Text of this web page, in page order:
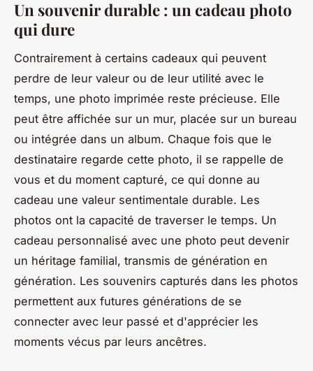
Un souvenir durable : un cadeau photo
qui dure
Contrairement à certains cadeaux qui peuvent
perdre de leur valeur ou de leur utilité avec le
temps, une photo imprimée reste précieuse. Elle
peut être affichée sur un mur, placée sur un bureau
ou intégrée dans un album. Chaque fois que le
destinataire regarde cette photo, il se rappelle de
vous et du moment capturé, ce qui donne au
cadeau une valeur sentimentale durable. Les
photos ont la capacité de traverser le temps. Un
cadeau personnalisé avec une photo peut devenir
un héritage familial, transmis de génération en
génération. Les souvenirs capturés dans les photos
permettent aux futures générations de se
connecter avec leur passé et d'apprécier les
moments vécus par leurs ancêtres.